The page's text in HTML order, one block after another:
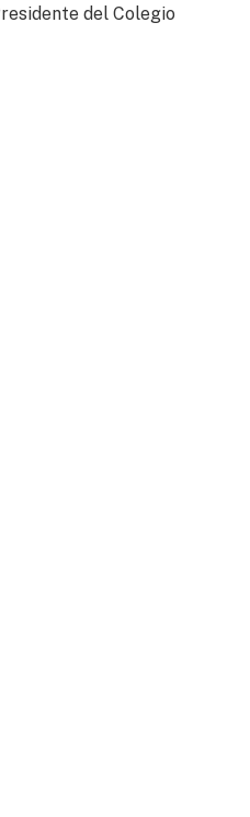
del Colegio